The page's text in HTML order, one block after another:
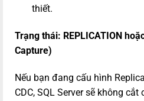
thiết.
Trạng thái: REPLICATION
Capture)
Nếu bạn đang cấu hình
CDC, SQL Server sẽ không